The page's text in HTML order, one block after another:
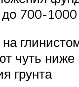
до 700-
чуть ниже
грунта